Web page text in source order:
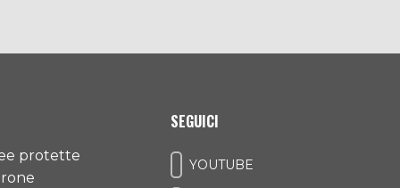
protette
SEGUICI
YOUTUBE